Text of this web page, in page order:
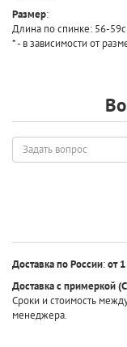
Размер:
Длина по спинке: 56-
* - в зависимости от
Задать
вопрос
Доставка по России:от
Доставка с примеркой
Сроки и стоимость
менеджера.